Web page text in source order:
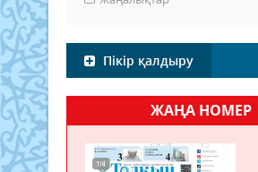
Пікір қалдыру
ЖАҢА НОМЕР